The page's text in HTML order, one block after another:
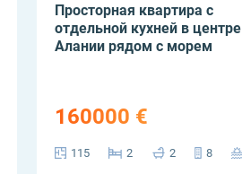
Просторная квартира с
отдельной кухней в центре
Алании рядом с морем
160000 €
115 2 2 8